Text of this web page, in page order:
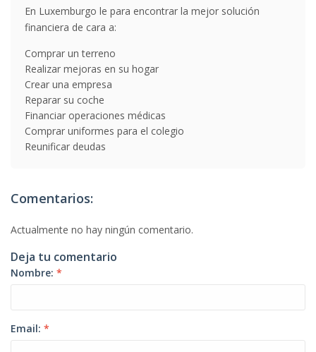
En Luxemburgo le para encontrar la mejor solución
financiera de cara a:
Comprar un terreno
Realizar mejoras en su hogar
Crear una empresa
Reparar su coche
Financiar operaciones médicas
Comprar uniformes para el colegio
Reunificar deudas
Comentarios:
Actualmente no hay ningún comentario.
Deja tu comentario
Nombre: *
Email: *